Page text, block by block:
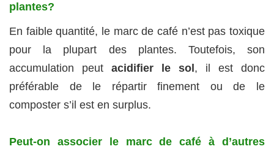
plantes?
En faible quantité, le marc de café n’est pas toxique
pour la plupart des plantes. Toutefois, son
accumulation peut acidifier le sol , il est donc
préférable de le répartir finement ou de le
composter s’il est en surplus.
Peut-on associer le marc de café à d’autres